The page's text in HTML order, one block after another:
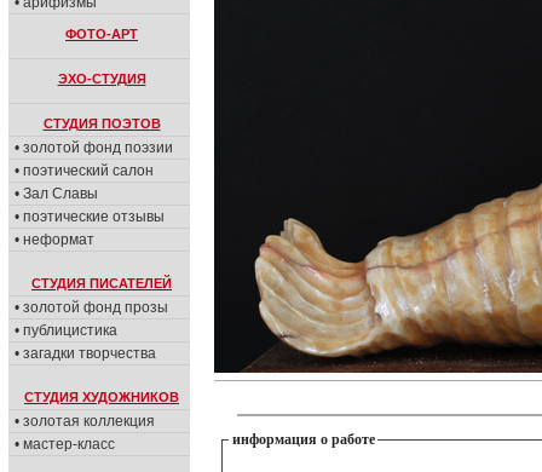
ФОТО-АРТ
ЭХО-СТУДИЯ
СТУДИЯ ПОЭТОВ
• золотой фонд поэзии
• поэтический салон
• Зал Славы
• поэтические отзывы
• неформат
СТУДИЯ ПИСАТЕЛЕЙ
• золотой фонд прозы
• публицистика
• загадки творчества
СТУДИЯ ХУДОЖНИКОВ
• золотая коллекция
• мастер-класс
информация о работе